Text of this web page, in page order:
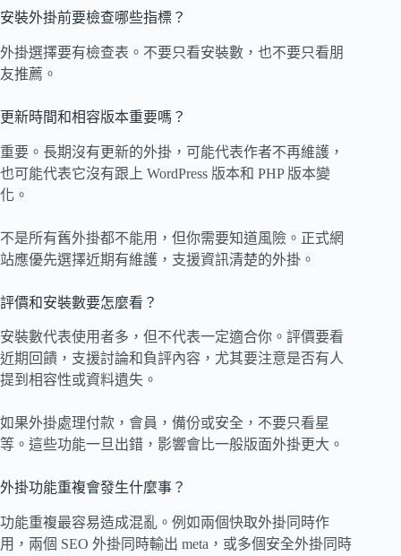
安裝外掛前要檢查哪些指標？
外掛選擇要有檢查表。不要只看安裝數，也不要只看朋
友推薦。
更新時間和相容版本重要嗎？
重要。長期沒有更新的外掛，可能代表作者不再維護，
也可能代表它沒有跟上 WordPress 版本和 PHP 版本變
化。
不是所有舊外掛都不能用，但你需要知道風險。正式網
站應優先選擇近期有維護，支援資訊清楚的外掛。
評價和安裝數要怎麼看？
安裝數代表使用者多，但不代表一定適合你。評價要看
近期回饋，支援討論和負評內容，尤其要注意是否有人
提到相容性或資料遺失。
如果外掛處理付款，會員，備份或安全，不要只看星
等。這些功能一旦出錯，影響會比一般版面外掛更大。
外掛功能重複會發生什麼事？
功能重複最容易造成混亂。例如兩個快取外掛同時作
用，兩個 SEO 外掛同時輸出 meta，或多個安全外掛同時